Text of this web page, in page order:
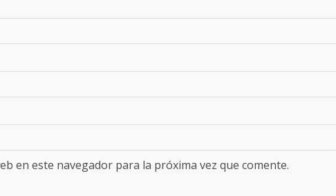
en este navegador para la próxima vez que comente.